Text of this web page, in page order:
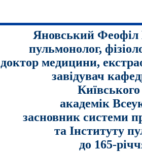
Яновський Феофіл
пульмонолог,
доктор медицини,
завідувач
академік
засновник системи
та Інституту
до 165-